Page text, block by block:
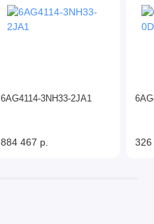
6AG4114-3NH33-2JA1
884 467 р. 326